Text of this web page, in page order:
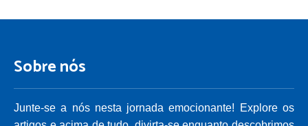
Sobre nós
Junte-se a nós nesta jornada emocionante! Explore os